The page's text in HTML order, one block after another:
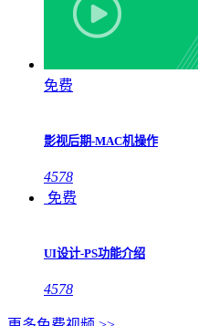
免费
影视后期-MAC机操作
4578
免费
UI设计-PS功能介绍
4578